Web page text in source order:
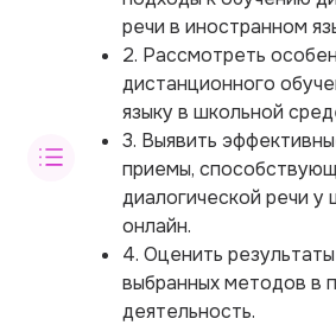
речи в иностранном
2. Рассмотреть
дистанционного
языку в школьной
3. Выявить
приемы,
диалогической речи у
онлайн.
4. Оценить
выбранных методов в
деятельность.